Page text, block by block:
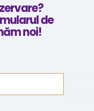
de
noi!